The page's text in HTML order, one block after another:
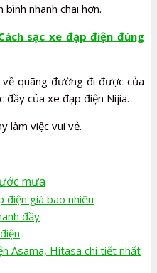
bình nhanh chai hơn.
sạc xe đạp điện đúng
quãng đường đi được của
đầy của xe đạp điện Nijia.
làm việc vui vẻ.
mưa
điện giá bao nhiêu
đầy
Asama, Hitasa chi tiết nhất